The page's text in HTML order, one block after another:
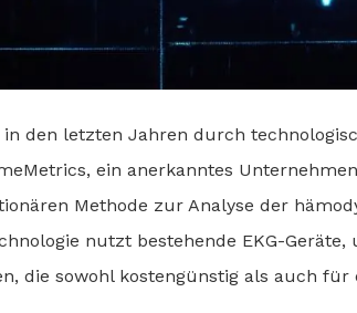
den letzten Jahren durch
ein anerkanntes
Methode zur Analyse der
nutzt bestehende EKG-
die sowohl kostengünstig als auch